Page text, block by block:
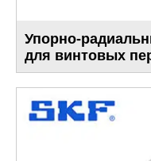
Упорно-
для винтовых